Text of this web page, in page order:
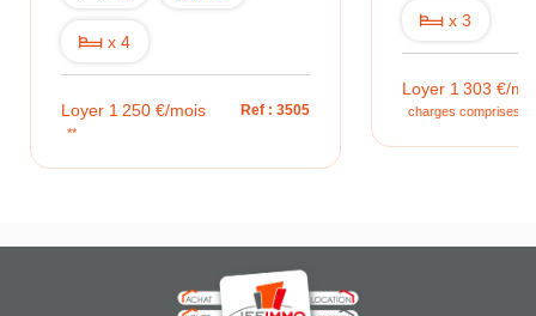
x 4
Loyer 1 250 €/mois
**
Ref : 3505
x 3
Loyer 1 303 €/
charges comprises **